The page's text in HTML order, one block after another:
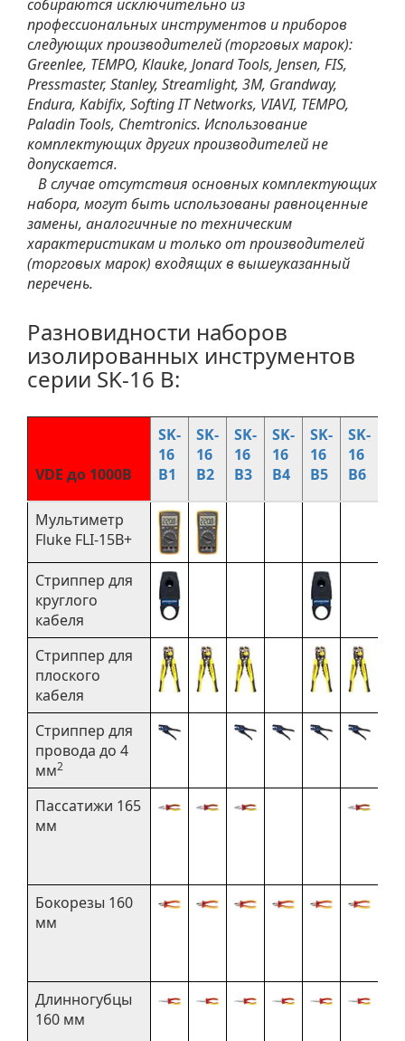
собираются исключительно из
профессиональных инструментов и приборов
следующих производителей (торговых марок):
Greenlee, TEMPO, Klauke, Jonard Tools, Jensen, FIS,
Pressmaster, Stanley, Streamlight, 3М, Grandway,
Endura, Kabifix, Softing IT Networks, VIAVI, TEMPO,
Paladin Tools, Chemtronics. Использование
комплектующих других производителей не
допускается.
В случае отсутствия основных комплектующих
набора, могут быть использованы равноценные
замены, аналогичные по техническим
характеристикам и только от производителей
(торговых марок) входящих в вышеуказанный
перечень.
Разновидности наборов
изолированных инструментов
серии SK-16 B:
VDE до 1000В
SK-
16
B1
SK-
16
B2
SK-
16
B3
SK-
16
B4
SK-
16
B5
SK-
16
B6
Мультиметр
Fluke FLI-15B+
Стриппер для
круглого
кабеля
Стриппер для
плоского
кабеля
Стриппер для
провода до 4
мм2
Пассатижи 165
мм
Бокорезы 160
мм
Длинногубцы
160 мм